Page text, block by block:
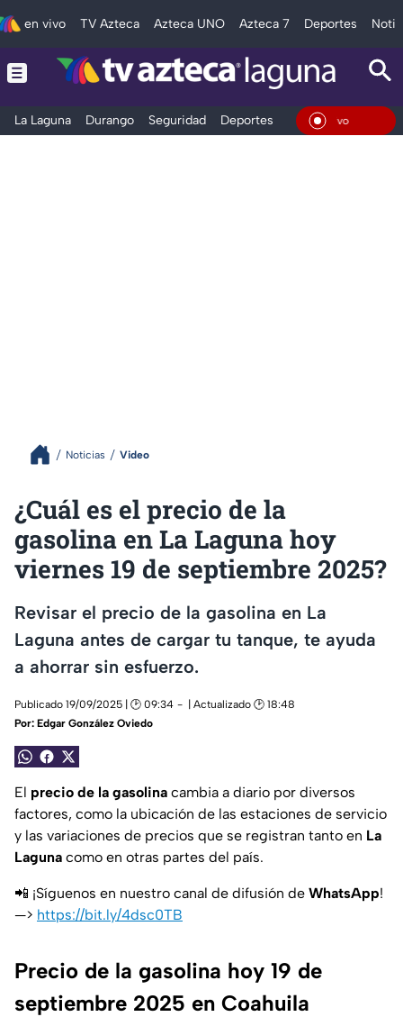
en vivo TV Azteca Azteca UNO Azteca 7 Deportes
La Laguna Durango Seguridad Deportes Entretenimiento En
Noticias Video
¿Cuál es el precio de la
gasolina en La Laguna hoy
viernes 19 de septiembre 2025?
Revisar el precio de la gasolina en La
Laguna antes de cargar tu tanque, te ayuda
a ahorrar sin esfuerzo.
Publicado 19/09/2025 | 🕑 09:34
| Actualizado 🕑 18:48
Por: Edgar González Oviedo
El precio de la gasolina cambia a diario por diversos
factores, como la ubicación de las estaciones de servicio
y las variaciones de precios que se registran tanto en La
Laguna como en otras partes del país.
📲 ¡Síguenos en nuestro canal de difusión de WhatsApp!
—> https://bit.ly/4dsc0TB
Precio de la gasolina hoy 19 de
septiembre 2025 en Coahuila